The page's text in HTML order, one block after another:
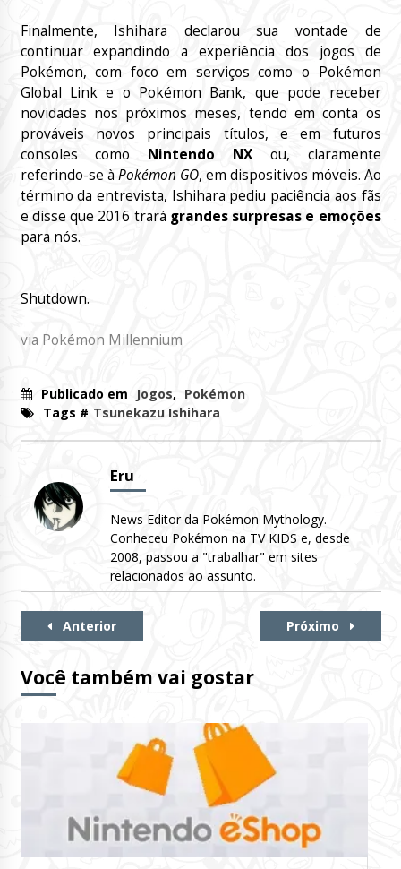
Finalmente, Ishihara declarou sua vontade de
continuar expandindo a experiência dos jogos de
Pokémon, com foco em serviços como o Pokémon
Global Link e o Pokémon Bank, que pode receber
novidades nos próximos meses, tendo em conta os
prováveis novos principais títulos, e em futuros
consoles como Nintendo NX ou, claramente
referindo-se à Pokémon GO, em dispositivos móveis. Ao
término da entrevista, Ishihara pediu paciência aos fãs
e disse que 2016 trará grandes surpresas e emoções
para nós.
Shutdown.
via Pokémon Millennium
Publicado em Jogos, Pokémon
Tags # Tsunekazu Ishihara
Eru
News Editor da Pokémon Mythology.
Conheceu Pokémon na TV KIDS e, desde
2008, passou a "trabalhar" em sites
relacionados ao assunto.
Continue
Anterior Próximo
Você também vai gostar